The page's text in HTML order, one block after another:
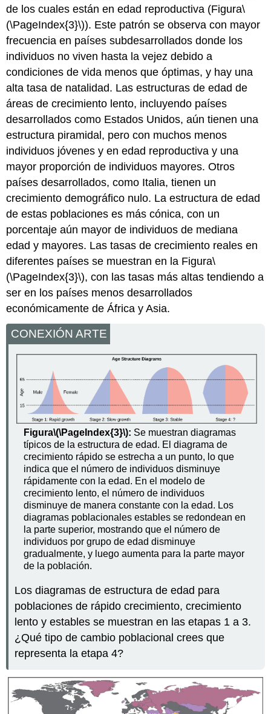
de los cuales están en edad reproductiva (Figura\
(\PageIndex{3}\)). Este patrón se observa con mayor
frecuencia en países subdesarrollados donde los
individuos no viven hasta la vejez debido a
condiciones de vida menos que óptimas, y hay una
alta tasa de natalidad. Las estructuras de edad de
áreas de crecimiento lento, incluyendo países
desarrollados como Estados Unidos, aún tienen una
estructura piramidal, pero con muchos menos
individuos jóvenes y en edad reproductiva y una
mayor proporción de individuos mayores. Otros
países desarrollados, como Italia, tienen un
crecimiento demográfico nulo. La estructura de edad
de estas poblaciones es más cónica, con un
porcentaje aún mayor de individuos de mediana
edad y mayores. Las tasas de crecimiento reales en
diferentes países se muestran en la Figura\
(\PageIndex{3}\), con las tasas más altas tendiendo a
ser en los países menos desarrollados
económicamente de África y Asia.
CONEXIÓN ARTE
Figura\(\PageIndex{3}\): Se muestran diagramas
típicos de la estructura de edad. El diagrama de
crecimiento rápido se estrecha a un punto, lo que
indica que el número de individuos disminuye
rápidamente con la edad. En el modelo de
crecimiento lento, el número de individuos
disminuye de manera constante con la edad. Los
diagramas poblacionales estables se redondean en
la parte superior, mostrando que el número de
individuos por grupo de edad disminuye
gradualmente, y luego aumenta para la parte mayor
de la población.
Los diagramas de estructura de edad para
poblaciones de rápido crecimiento, crecimiento
lento y estables se muestran en las etapas 1 a 3.
¿Qué tipo de cambio poblacional crees que
representa la etapa 4?